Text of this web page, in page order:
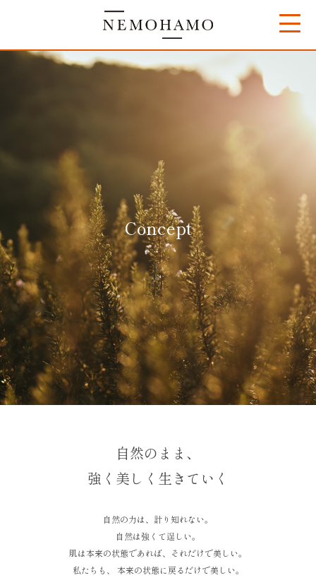
へ
ッ
プ
Concept
自然のまま、
強く美しく生きていく
自然の力は、計り知れない。
自然は強くて逞しい。
肌は本来の状態であれば、それだけで美しい。
私たちも、 本来の状態に戻るだけで美しい。